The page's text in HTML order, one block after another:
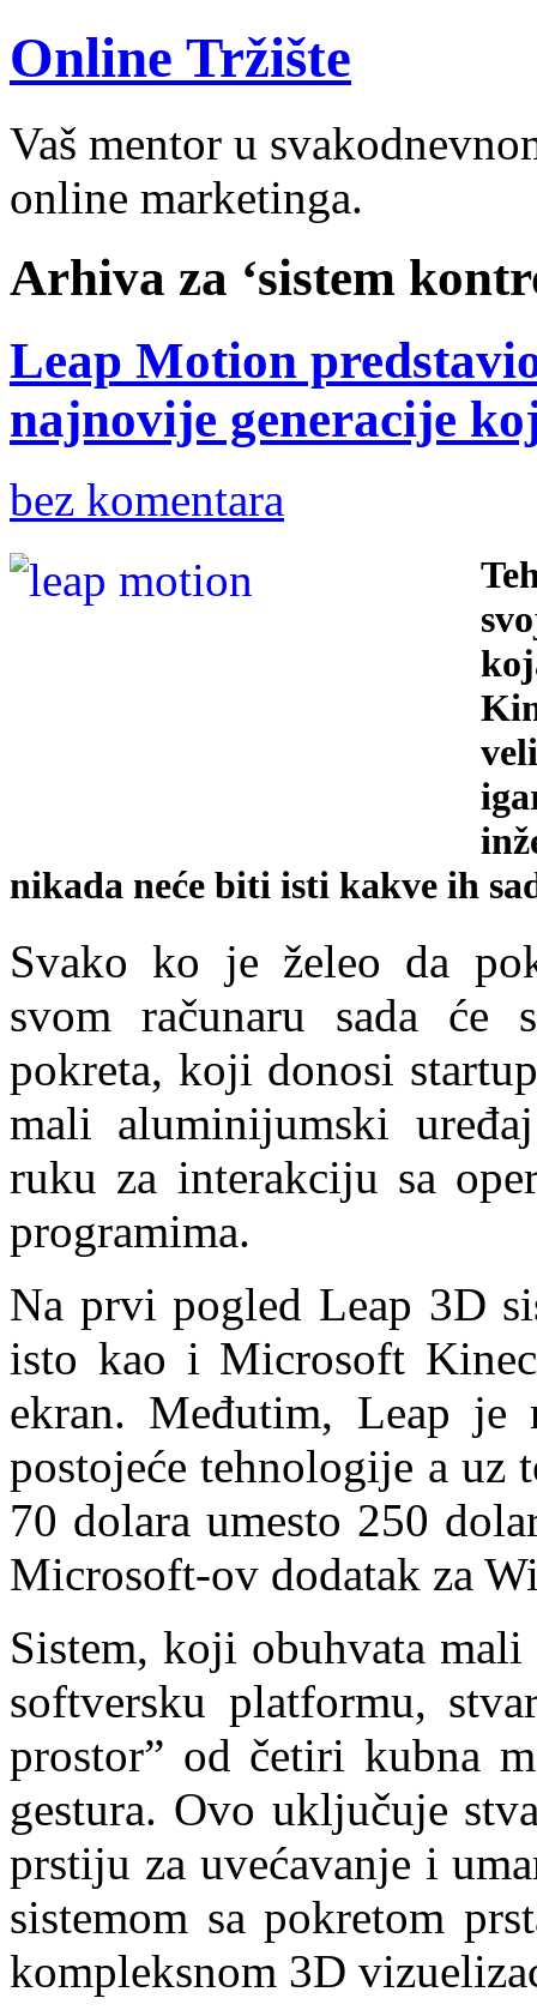
Online Tržište
Vaš mentor u
online marketinga.
Arhiva za ‘sistem
Leap Motion
najnovije generacije
bez komentara
nikada neće biti isti kakve ih
Svako ko je želeo da
svom računaru sada će
pokreta, koji donosi
mali aluminijumski
ruku za interakciju sa
programima.
Na prvi pogled Leap 3D
isto kao i Microsoft
ekran. Međutim, Leap je
postojeće tehnologije a
70 dolara umesto 250
Microsoft-ov dodatak za
Sistem, koji obuhvata
softversku platformu,
prostor” od četiri kubna
gestura. Ovo uključuje
prstiju za uvećavanje i
sistemom sa pokretom
kompleksnom 3D